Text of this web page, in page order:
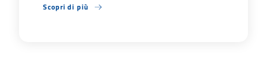
Scopri di più